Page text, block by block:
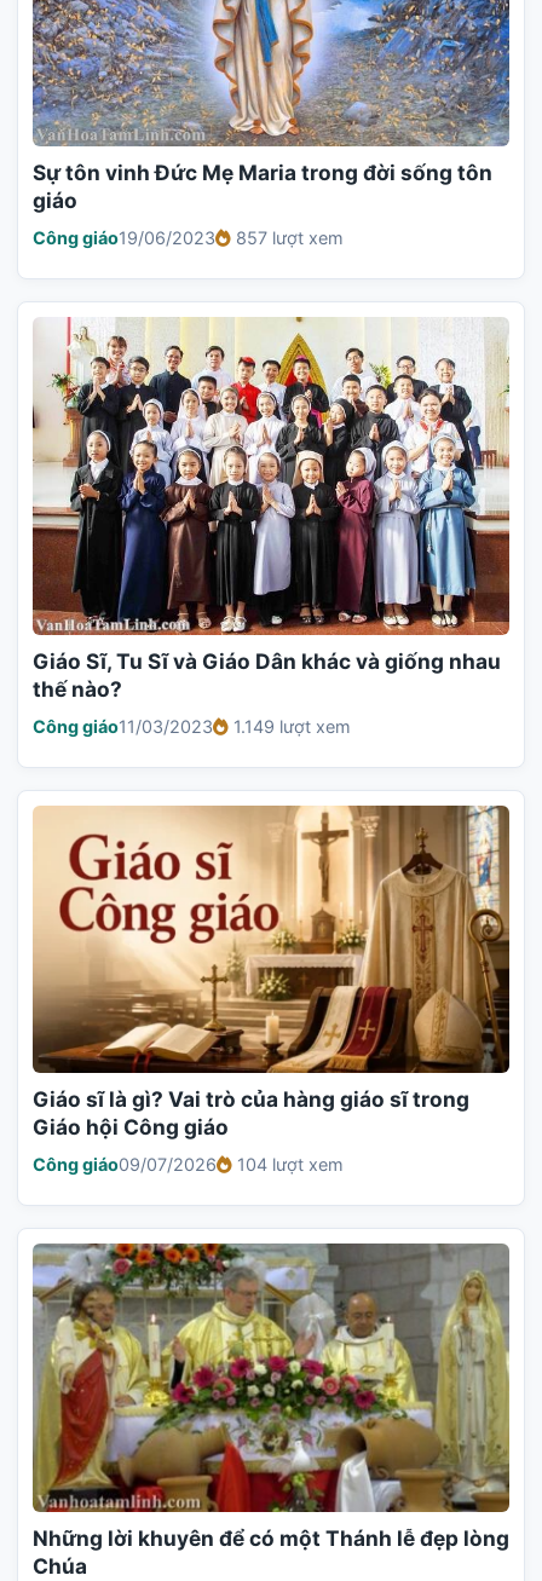
Sự tôn vinh Đức Mẹ Maria trong đời sống tôn
giáo
Công giáo19/06/2023 857 lượt xem
Giáo Sĩ, Tu Sĩ và Giáo Dân khác và giống nhau
thế nào?
Công giáo11/03/2023 1.149 lượt xem
Giáo sĩ là gì? Vai trò của hàng giáo sĩ trong
Giáo hội Công giáo
Công giáo09/07/2026 104 lượt xem
Những lời khuyên để có một Thánh lễ đẹp lòng
Chúa